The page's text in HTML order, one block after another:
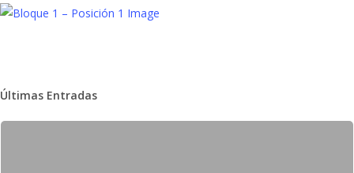
Últimas Entradas